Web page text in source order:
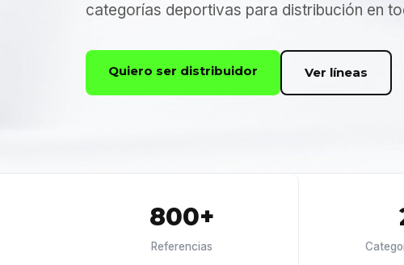
categorías deportivas para distribución en
Quiero ser distribuidor Ver líneas
800+
Referencias